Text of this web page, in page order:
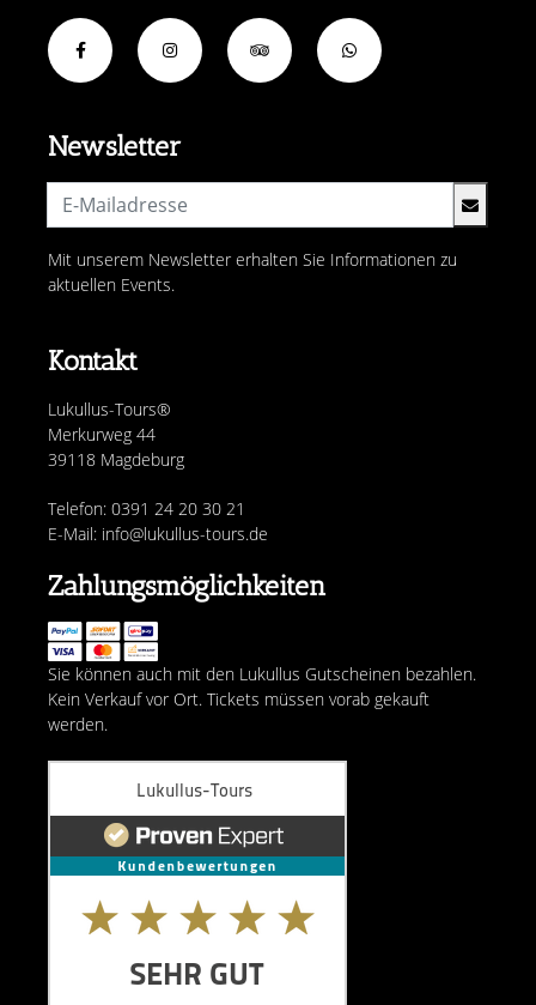
Kontakt
Lukullus-Tours®
Merkurweg 44
39118 Magdeburg
Telefon: 0391 24 20 30 21
E-Mail: info@lukullus-tours.de
Newsletter
Mit unserem Newsletter erhalten Sie Informationen zu
aktuellen Events.
Zahlungsmöglichkeiten
Sie können auch mit den Lukullus Gutscheinen bezahlen.
Kein Verkauf vor Ort. Tickets müssen vorab gekauft
werden.